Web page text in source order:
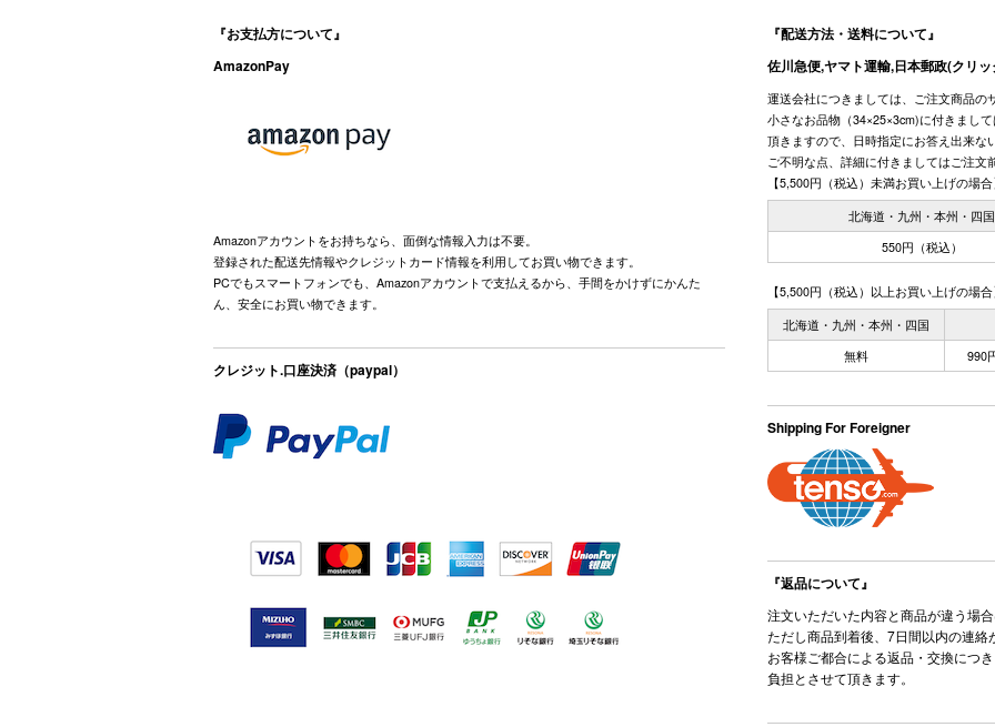
『お支払方について』
AmazonPay
Amazonアカウントをお持ちなら、面倒な情報入力は不要。
登録された配送先情報やクレジットカード情報を利用してお買い物できます。
PCでもスマートフォンでも、Amazonアカウントで支払えるから、手間をかけずにかんた
ん、安全にお買い物できます。
クレジット.口座決済（paypal）
『配送方法・送料について』
佐川急便,ヤマト運輸,日本郵政(クリ
運送会社につきましては、ご注文商品
小さなお品物（34×25×3cm)に付きまし
頂きますので、日時指定にお答え出来
ご不明な点、詳細に付きましてはご注文
【5,500円（税込）未満お買い上げの場
北海道・九州・本州・四国
550円（税込）
【5,500円（税込）以上お買い上げの場
北海道・九州・本州・四国
無料
990
Shipping For Foreigner
『返品について』
注文いただいた内容と商品が違う場
ただし商品到着後、7日間以内の連絡
お客様ご都合による返品・交換につ
負担とさせて頂きます。